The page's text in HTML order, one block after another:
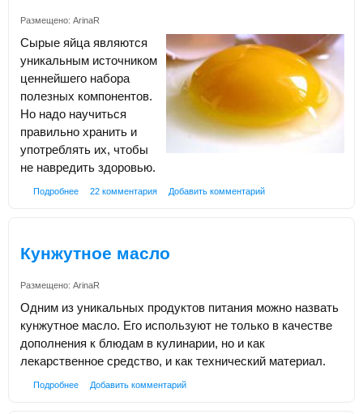
Размещено: ArinaR
Сырые яйца являются
уникальным источником
ценнейшего набора
полезных компонентов.
Но надо научиться
правильно хранить и
употреблять их, чтобы
не навредить здоровью.
Подробнее 22 комментария Добавить комментарий
Кунжутное масло
Размещено: ArinaR
Одним из уникальных продуктов питания можно назвать
кунжутное масло. Его используют не только в качестве
дополнения к блюдам в кулинарии, но и как
лекарственное средство, и как технический материал.
Подробнее Добавить комментарий